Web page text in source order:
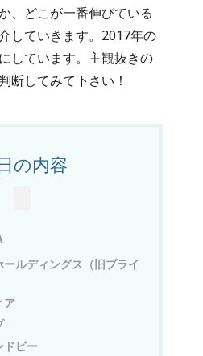
、どこが一番伸びている
していきます。2017年の
しています。主観抜きの
断してみて下さい！
の内容
ールディングス（旧プライ
ア
ドビー